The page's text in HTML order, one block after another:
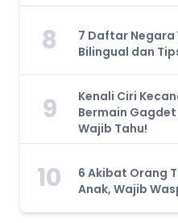
8
7 Daftar Negara
Bilingual dan
9
Kenali Ciri
Bermain
Wajib Tahu!
10
6 Akibat Orang
Anak, Wajib